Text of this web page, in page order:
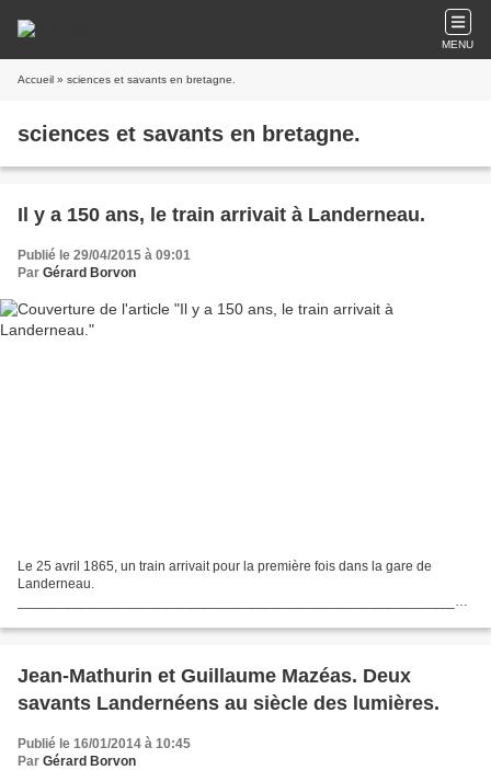
MENU
Accueil » sciences et savants en bretagne.
sciences et savants en bretagne.
Il y a 150 ans, le train arrivait à Landerneau.
Publié le 29/04/2015 à 09:01
Par Gérard Borvon
Le 25 avril 1865, un train arrivait pour la première fois dans la gare de
Landerneau.
____________________________ C’est au début de...
Jean-Mathurin et Guillaume Mazéas. Deux
savants Landernéens au siècle des lumières.
Publié le 16/01/2014 à 10:45
Par Gérard Borvon